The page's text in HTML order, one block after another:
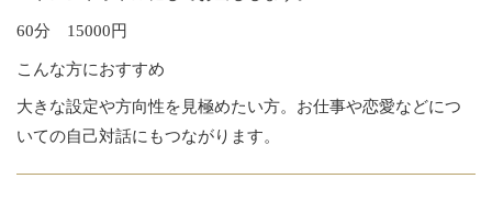
60分 15000円
こんな方におすすめ
大きな設定や方向性を見極めたい方。お仕事や恋愛などにつ
いての自己対話にもつながります。